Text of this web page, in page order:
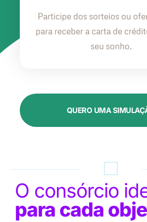
Participe dos sorteios ou
para receber a carta de
seu sonho.
QUERO UMA
O consórcio
para cada